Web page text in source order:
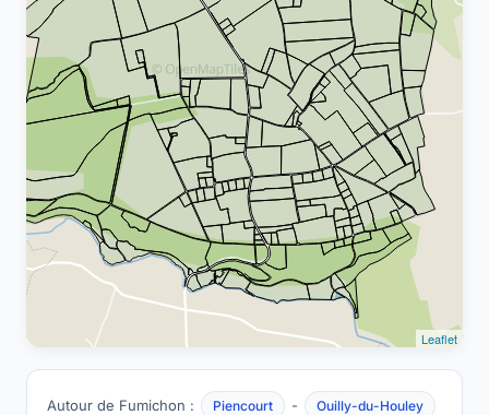
Leaflet
Autour de Fumichon : Piencourt - Ouilly-du-Houley